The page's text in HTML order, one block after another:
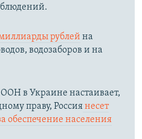
рублей на
водозаборов и на
в Украине настаивает,
праву, Россиянесет
обеспечение населения